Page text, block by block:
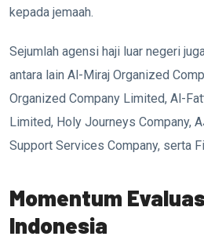
kepada jemaah.
Sejumlah agensi haji luar negeri
antara lain Al-Miraj Organized
Organized Company Limited, Al-
Limited, Holy Journeys Company,
Support Services Company, serta
Momentum
Indonesia